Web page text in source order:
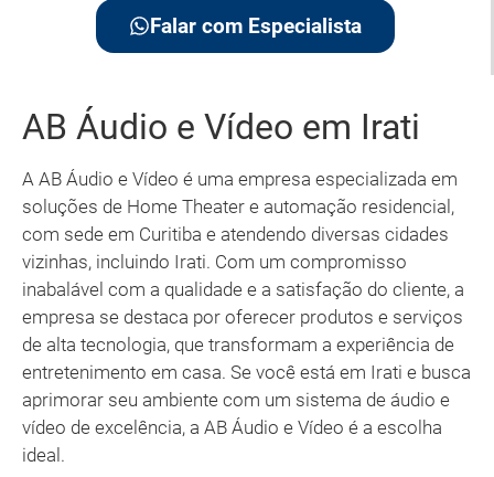
Falar com Especialista
AB Áudio e Vídeo em Irati
A AB Áudio e Vídeo é uma empresa especializada em
soluções de Home Theater e automação residencial,
com sede em Curitiba e atendendo diversas cidades
vizinhas, incluindo Irati. Com um compromisso
inabalável com a qualidade e a satisfação do cliente, a
empresa se destaca por oferecer produtos e serviços
de alta tecnologia, que transformam a experiência de
entretenimento em casa. Se você está em Irati e busca
aprimorar seu ambiente com um sistema de áudio e
vídeo de excelência, a AB Áudio e Vídeo é a escolha
ideal.